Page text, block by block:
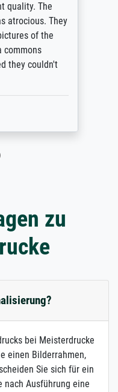
quality. The
atrocious. They
of the
commons
they couldn't
zu
bei Meisterdrucke
einen Bilderrahmen,
Sie sich für ein
nach Ausführung eine